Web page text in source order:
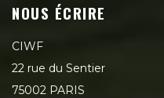
NOUS ÉCRIRE
CIWF
22 rue du Sentier
75002 PARIS